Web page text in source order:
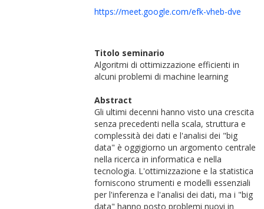
https://meet.google.com/efk-vheb-dve
Titolo seminario
Algoritmi di ottimizzazione efficienti in
alcuni problemi di machine learning
Abstract
Gli ultimi decenni hanno visto una crescita
senza precedenti nella scala, struttura e
complessità dei dati e l'analisi dei "big
data" è oggigiorno un argomento centrale
nella ricerca in informatica e nella
tecnologia. L'ottimizzazione e la statistica
forniscono strumenti e modelli essenziali
per l'inferenza e l'analisi dei dati, ma i "big
data" hanno posto problemi nuovi in